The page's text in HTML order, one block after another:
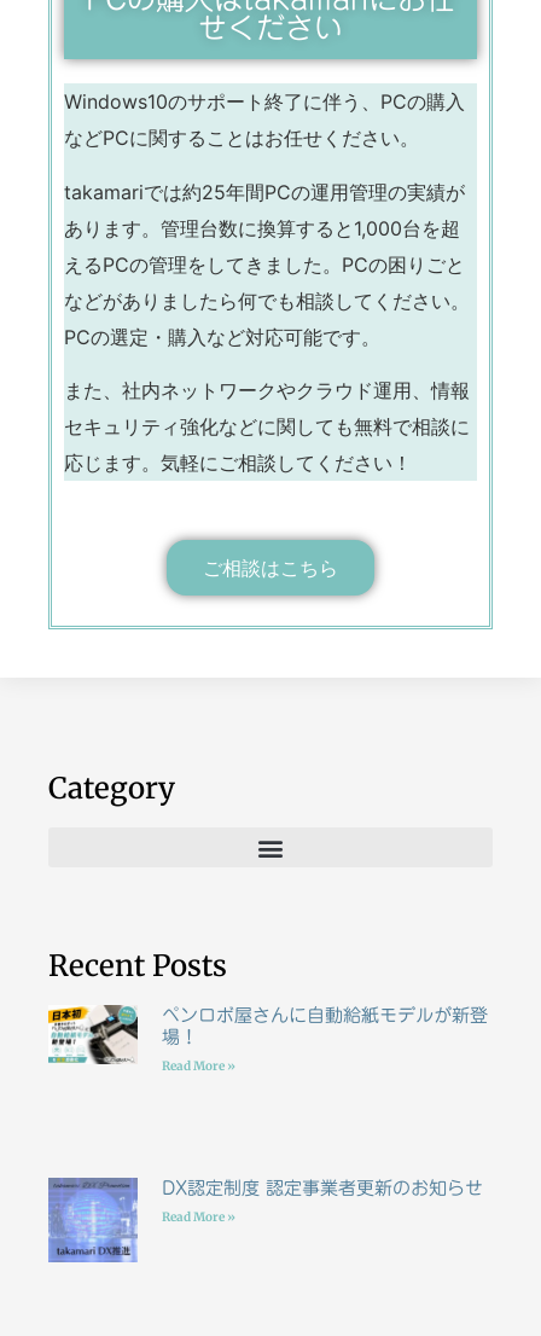
せください
Windows10のサポート終了に伴う、PCの購入
などPCに関することはお任せください。
takamariでは約25年間PCの運用管理の実績が
あります。管理台数に換算すると1,000台を超
えるPCの管理をしてきました。PCの困りごと
などがありましたら何でも相談してください。
PCの選定・購入など対応可能です。
また、社内ネットワークやクラウド運用、情報
セキュリティ強化などに関しても無料で相談に
応じます。気軽にご相談してください！
ご相談はこちら
Category
Recent Posts
ペンロボ屋さんに自動給紙モデルが新登
場！
Read More »
DX認定制度 認定事業者更新のお知らせ
Read More »